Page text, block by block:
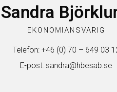
Sandra
EKONOMIANSVARIG
Telefon: +46 (0) 70 – 649 03
E-post: sandra@hbesab.se